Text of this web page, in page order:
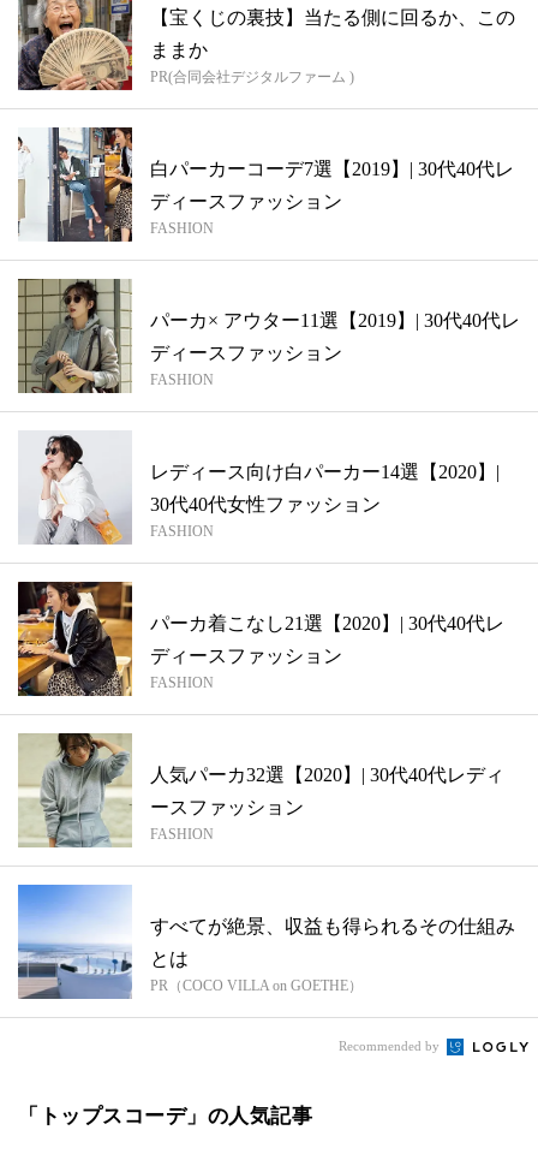
【宝くじの裏技】当たる側に回るか、この
ままか
PR(合同会社デジタルファーム )
白パーカーコーデ7選【2019】| 30代40代レ
ディースファッション
FASHION
パーカ× アウター11選【2019】| 30代40代レ
ディースファッション
FASHION
レディース向け白パーカー14選【2020】|
30代40代女性ファッション
FASHION
パーカ着こなし21選【2020】| 30代40代レ
ディースファッション
FASHION
人気パーカ32選【2020】| 30代40代レディ
ースファッション
FASHION
すべてが絶景、収益も得られるその仕組み
とは
PR（COCO VILLA on GOETHE）
Recommended by
「トップスコーデ」の人気記事